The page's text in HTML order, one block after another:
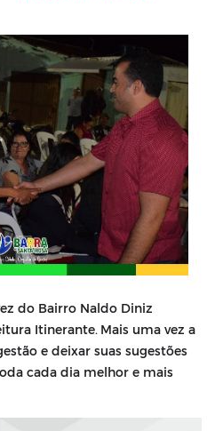
do Bairro Naldo Diniz
Itinerante. Mais uma vez a
e deixar suas sugestões
cada dia melhor e mais